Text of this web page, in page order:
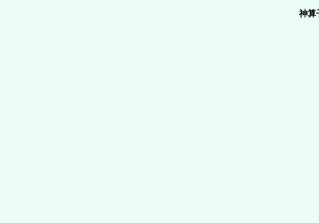
神算